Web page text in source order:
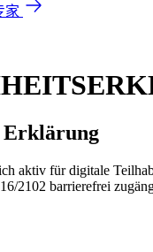
家
Erklärung
aktiv für digitale
2102 barrierefrei